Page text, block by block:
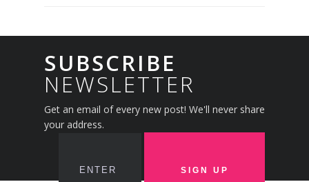
SUBSCRIBE
NEWSLETTER
Get an email of every new post! We'll never share
your address.